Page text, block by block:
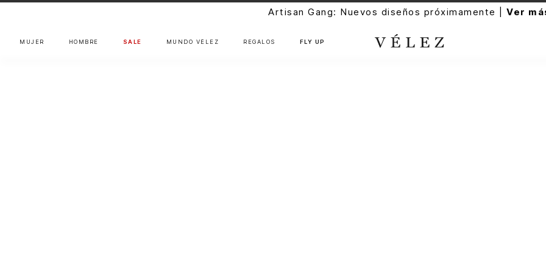
Artisan Gang: Nuevos diseños próximamente |Ver
MUJER HOMBRE SALE MUNDO VÉLEZ REGALOS FLY UP